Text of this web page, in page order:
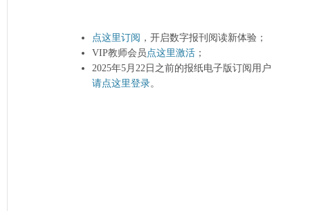
点这里订阅 ，开启数字报刊阅读新体验；
VIP教师会员点这里激活 ；
2025年5月22日之前的报纸电子版订阅用户
请点这里登录。